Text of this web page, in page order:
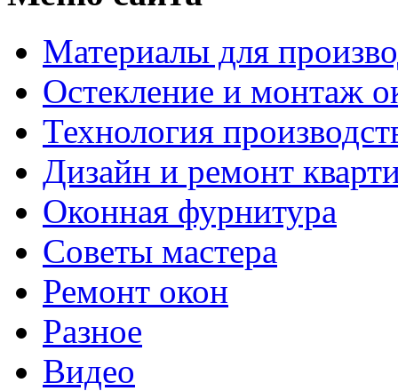
Материалы для
Остекление и монтаж
Технология
Дизайн и ремонт
Оконная фурнитура
Советы мастера
Ремонт окон
Разное
Видео